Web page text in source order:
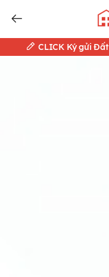
CLICK Ký gửi